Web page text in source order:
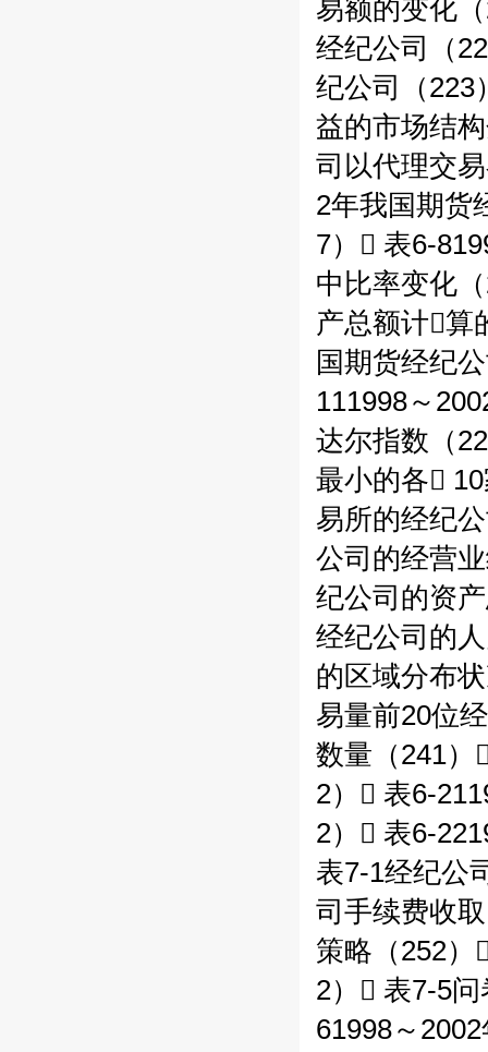
易额的变化
经纪公司（
纪公司（223
益的市场结
司以代理交
2年我国期货
7） 表6-
中比率变化
产总额计算
国期货经纪
111998～
达尔指数（
最小的各
易所的经纪
公司的经营
纪公司的资
经纪公司的
的区域分布
易量前20位
数量（241）
2） 表6-
2） 表6-
表7-1经纪公
司手续费收
策略（252）
2） 表7-5
61998～